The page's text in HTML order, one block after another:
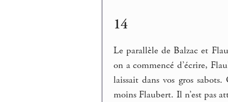
14
Le parallèle de Balzac et
on a commencé d’écrire,
laissait dans vos gros
moins Flaubert. Il n’est pas